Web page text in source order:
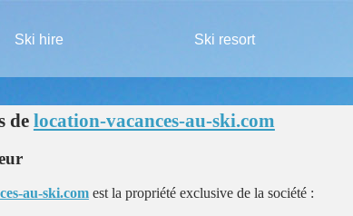
Ski hire Ski resort
de location-vacances-au-ski.com
au-ski.comest la propriété exclusive de la société :